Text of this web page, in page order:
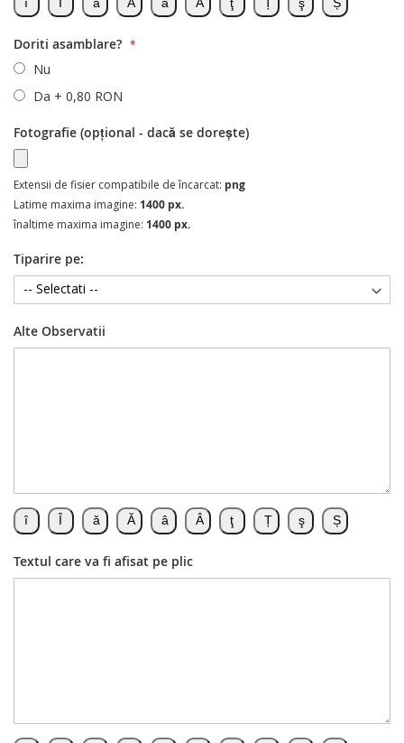
Doriti asamblare?
Nu
Da + 0,80 RON
Fotografie (opțional - dacă se dorește)
Extensii de fisier compatibile de încarcat: png
Latime maxima imagine: 1400 px.
înaltime maxima imagine: 1400 px.
Tiparire pe:
Alte Observatii
Textul care va fi afisat pe plic